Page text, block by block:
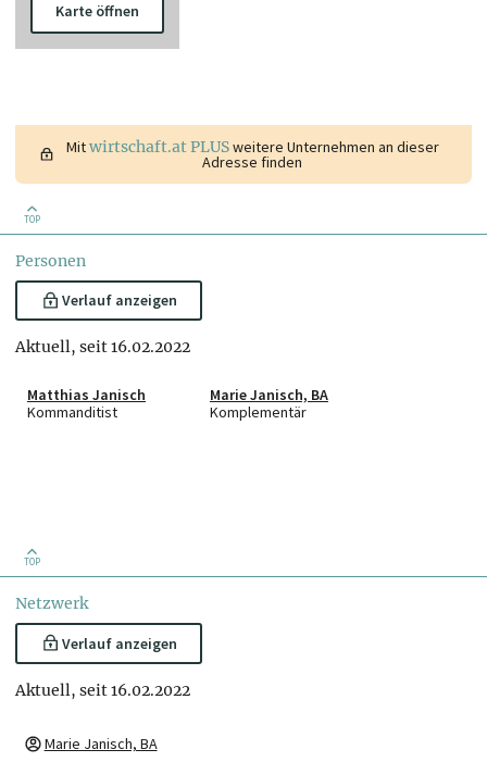
Karte öffnen
Mitwirtschaft.at PLUSweitere Unternehmen an dieser
Adresse finden
TOP
Personen
Verlauf anzeigen
Aktuell, seit 16.02.2022
Matthias Janisch
Kommanditist
Marie Janisch, BA
Komplementär
TOP
Netzwerk
Verlauf anzeigen
Aktuell, seit 16.02.2022
Marie Janisch, BA